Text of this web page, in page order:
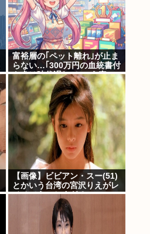
富裕層の｢ペット離れ｣が止ま
らない…｢300万円の血統書付
き犬は時代遅れ｣という真の
お金持ちが"向かった先"
【画像】ビビアン・スー(51)
とかいう台湾の宮沢りえがレ
ベチでえっちすぎるｗｗｗ